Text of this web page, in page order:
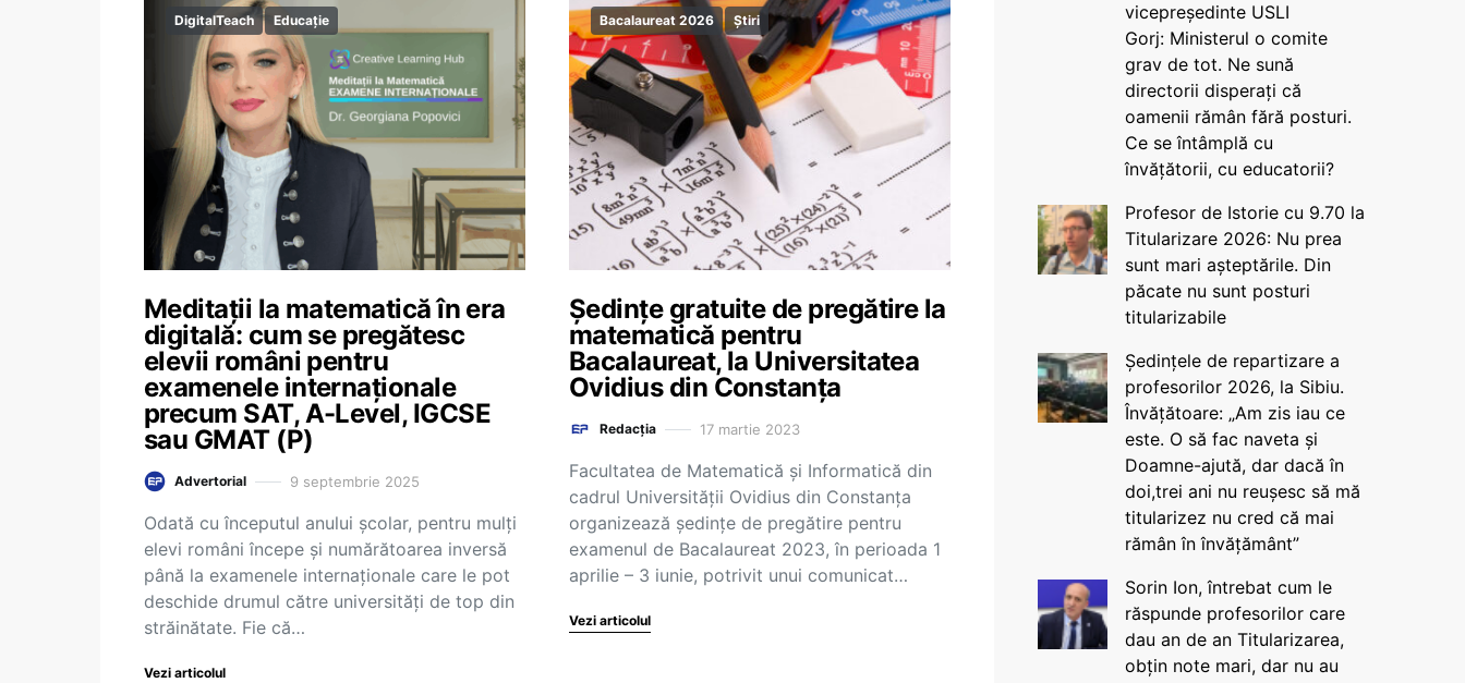
DigitalTeach Educație
Meditații la matematică în era
digitală: cum se pregătesc
elevii români pentru
examenele internaționale
precum SAT, A-Level, IGCSE
sau GMAT (P)
Advertorial 9 septembrie 2025
Odată cu începutul anului școlar, pentru mulți
elevi români începe și numărătoarea inversă
până la examenele internaționale care le pot
deschide drumul către universități de top din
străinătate. Fie că…
Vezi articolul
Bacalaureat 2026 Știri
Ședințe gratuite de pregătire la
matematică pentru
Bacalaureat, la Universitatea
Ovidius din Constanța
Redacția 17 martie 2023
Facultatea de Matematică și Informatică din
cadrul Universității Ovidius din Constanța
organizează ședințe de pregătire pentru
examenul de Bacalaureat 2023, în perioada 1
aprilie – 3 iunie, potrivit unui comunicat…
Vezi articolul
vicepreședinte USLI
Gorj: Ministerul o comite
grav de tot. Ne sună
directorii disperați că
oamenii rămân fără posturi.
Ce se întâmplă cu
învățătorii, cu educatorii?
Profesor de Istorie cu 9.70 la
Titularizare 2026: Nu prea
sunt mari așteptările. Din
păcate nu sunt posturi
titularizabile
Ședințele de repartizare a
profesorilor 2026, la Sibiu.
Învățătoare: „Am zis iau ce
este. O să fac naveta și
Doamne-ajută, dar dacă în
doi,trei ani nu reușesc să mă
titularizez nu cred că mai
rămân în învățământ”
Sorin Ion, întrebat cum le
răspunde profesorilor care
dau an de an Titularizarea,
obțin note mari, dar nu au